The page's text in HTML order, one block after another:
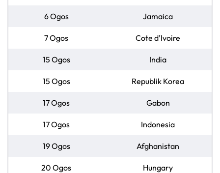
6 Ogos Jamaica
7 Ogos Cote d’lvoire
15 Ogos India
15 Ogos Republik Korea
17 Ogos Gabon
17 Ogos Indonesia
19 Ogos Afghanistan
20 Ogos Hungary